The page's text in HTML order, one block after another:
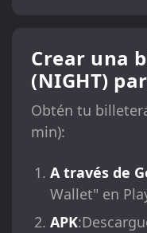
Crear una
(NIGHT)
Obtén tu
min):
A través de
Wallet" en
APK